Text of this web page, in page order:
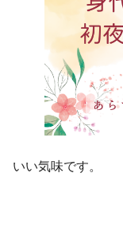
いい気味です。